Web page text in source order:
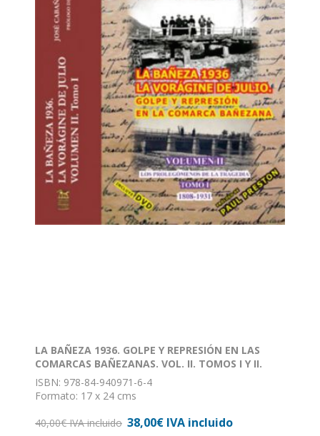
LA BAÑEZA 1936. GOLPE Y REPRESIÓN EN LAS
COMARCAS BAÑEZANAS. VOL. II. TOMOS I Y II.
ISBN: 978-84-940971-6-4
Formato: 17 x 24 cms
Encuadernación: Rústica con solapa
40,00€ IVA incluido 38,00€ IVA incluido